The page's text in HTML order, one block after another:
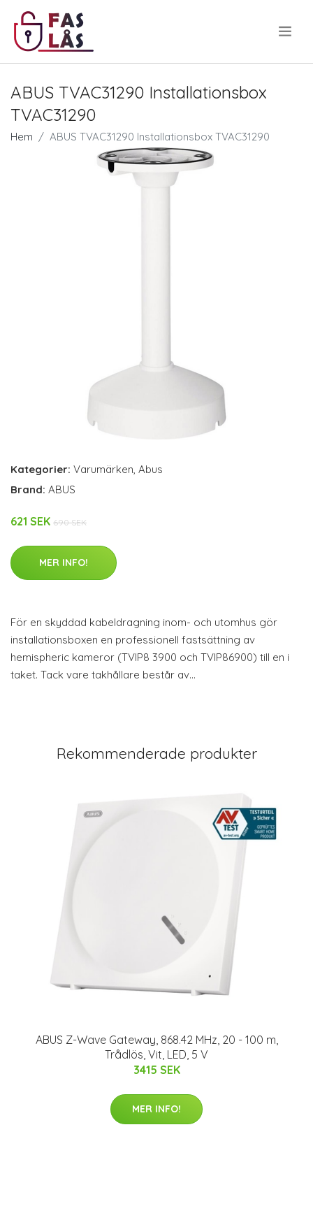
ABUS TVAC31290 Installationsbox
TVAC31290
Hem ABUS TVAC31290 Installationsbox TVAC31290
Kategorier: Varumärken, Abus
Brand: ABUS
621 SEK 690 SEK
MER INFO!
För en skyddad kabeldragning inom- och utomhus gör
installationsboxen en professionell fastsättning av
hemispheric kameror (TVIP8 3900 och TVIP86900) till en i
taket. Tack vare takhållare består av…
Rekommenderade produkter
ABUS Z-Wave Gateway, 868.42 MHz, 20 - 100 m,
Trådlös, Vit, LED, 5 V
3415 SEK
MER INFO!